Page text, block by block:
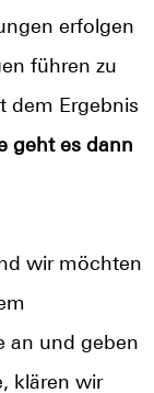
erfolgen
führen zu
dem Ergebnis
geht es dann
wir möchten
an und geben
klären wir